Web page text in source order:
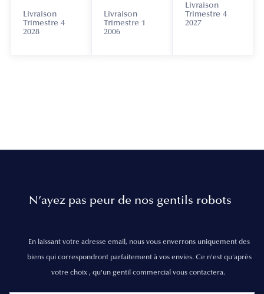
Livraison
Trimestre 4
2028
Livraison
Trimestre 1
2006
Livraison
Trimestre 4
2027
N’ayez pas peur de nos gentils robots
En laissant votre adresse email, nous vous enverrons uniquement des
biens qui correspondront parfaitement à vos envies. Ce n'est qu'après
votre choix , qu'un gentil commercial vous contactera.